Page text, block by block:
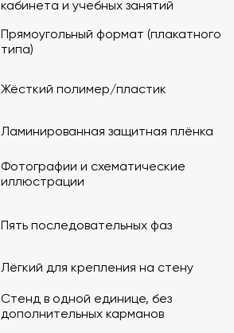
кабинета и учебных занятий
Прямоугольный формат (плакатного
типа)
Жёсткий полимер/пластик
Ламинированная защитная плёнка
Фотографии и схематические
иллюстрации
Пять последовательных фаз
Лёгкий для крепления на стену
Стенд в одной единице, без
дополнительных карманов